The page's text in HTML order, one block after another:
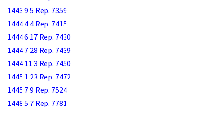
1443 9 5 Rep. 7359
1444 4 4 Rep. 7415
1444 6 17 Rep. 7430
1444 7 28 Rep. 7439
1444 11 3 Rep. 7450
1445 1 23 Rep. 7472
1445 7 9 Rep. 7524
1448 5 7 Rep. 7781